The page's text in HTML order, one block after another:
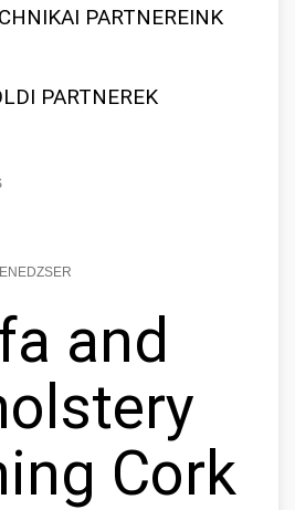
PARTNEREINK
PARTNEREK
and
Cork